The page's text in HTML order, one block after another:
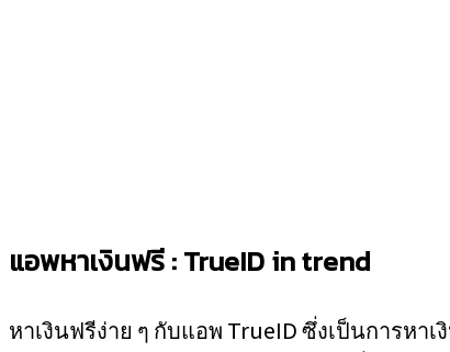
แอพหาเงินฟรี :TrueID in trend
หาเงินฟรีง่าย ๆ กับแอพ TrueID ซึ่งเป็นการหา